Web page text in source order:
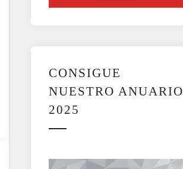
CONSIGUE
NUESTRO ANUARIO
2025